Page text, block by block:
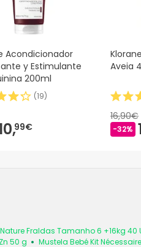
Acondicionador
y Estimulante
200ml
(19)
99€
Aveia
16,90€
-32%
Fraldas Tamanho 6 +16kg 40
50 g
Mustela Bebé Kit